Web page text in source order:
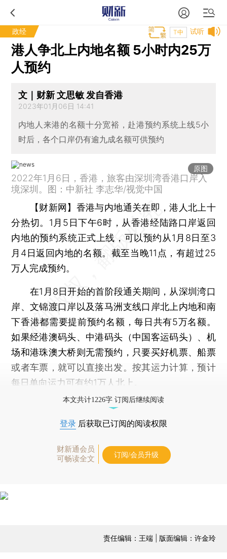
政经 试听
T中
港人争北上内地名额 5小时内25万
人预约
文｜财新 文思敏 发自香港
2023年01月06日 14:41
内地人来港的名额十分宽裕，赴港预约系统上线5小
时后，各个口岸仍有逾九成名额可供预约
原图
2022年1月6日，香港，旅客由深圳湾香港口岸入
境深圳。图：中新社 李志华/视觉中国
【财新网】 香港与内地通关在即，港人北上十
分热切。1月5日下午6时，从香港经陆路口岸返回
内地的预约系统正式上线，可以预约从1月8日至3
月4日返回内地的名额。截至当晚11点，有超过25
万人完成预约。
在1月8日开始的首阶段通关期间，从深圳湾口
岸、文锦渡口岸以及落马洲支线口岸北上内地和南
下香港都需要提前预约名额，每日共有5万名额。
如果经港澳码头、中港码头（中国客运码头）、机
场和港珠澳大桥则无需预约，只要买好机票、船票
或者车票，就可以直接出发。按其运力计算，预计
每日单向运力可有约1万人北上。
本文共计1226字 订阅后继续阅读
登录 后获取已订阅的阅读权限
财新通会员
可畅读全文
订阅/会员升级
责任编辑：王端 | 版面编辑：许金玲